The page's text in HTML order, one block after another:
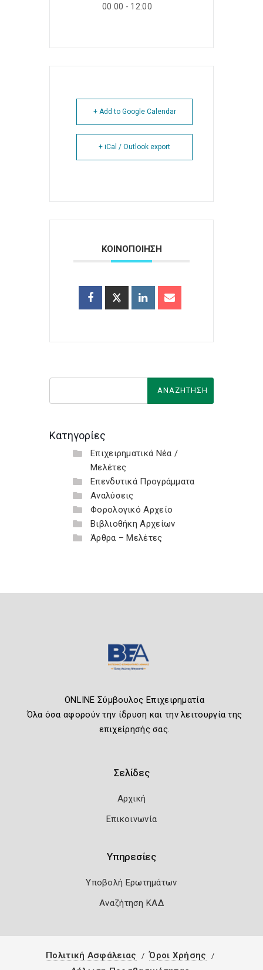
00:00 - 12:00
+ Add to Google Calendar
+ iCal / Outlook export
ΚΟΙΝΟΠΟΙΗΣΗ
Κατηγορίες
Επιχειρηματικά Νέα /
Μελέτες
Επενδυτικά Προγράμματα
Αναλύσεις
Φορολογικό Αρχείο
Βιβλιοθήκη Αρχείων
Άρθρα – Μελέτες
ONLINE Σύμβουλος Επιχειρηματία
Όλα όσα αφορούν την ίδρυση και την λειτουργία της
επιχείρησής σας.
Σελίδες
Αρχική
Επικοινωνία
Υπηρεσίες
Υποβολή Ερωτημάτων
Αναζήτηση ΚΑΔ
Πολιτική Ασφάλειας
Όροι Χρήσης